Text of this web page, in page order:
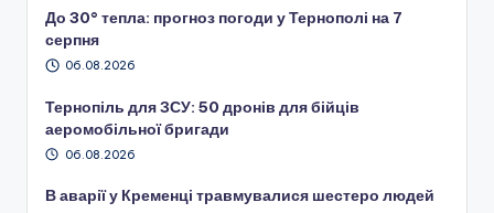
До 30° тепла: прогноз погоди у Тернополі на 7
серпня
06.08.2026
Тернопіль для ЗСУ: 50 дронів для бійців
аеромобільної бригади
06.08.2026
В аварії у Кременці травмувалися шестеро людей